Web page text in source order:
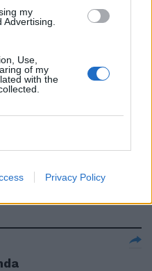
my
Use,
of my
with the
Privacy Policy
di